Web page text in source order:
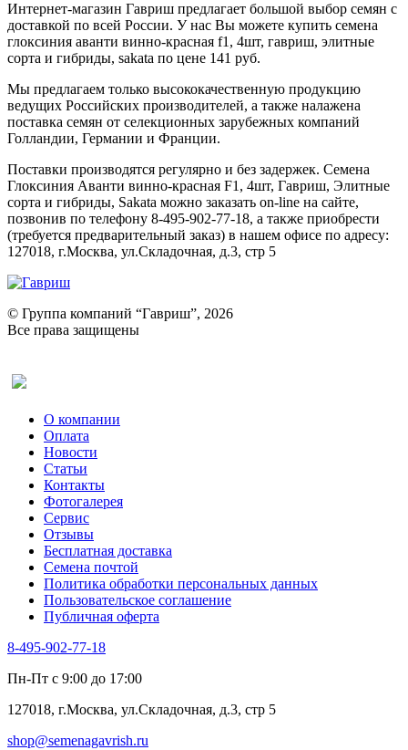
Интернет-магазин Гавриш предлагает большой выбор семян с
доставкой по всей России. У нас Вы можете купить семена
глоксиния аванти винно-красная f1, 4шт, гавриш, элитные
сорта и гибриды, sakata по цене 141 руб.
Мы предлагаем только высококачественную продукцию
ведущих Российских производителей, а также налажена
поставка семян от селекционных зарубежных компаний
Голландии, Германии и Франции.
Поставки производятся регулярно и без задержек. Семена
Глоксиния Аванти винно-красная F1, 4шт, Гавриш, Элитные
сорта и гибриды, Sakata можно заказать on-line на сайте,
позвонив по телефону 8-495-902-77-18, а также приобрести
(требуется предварительный заказ) в нашем офисе по адресу:
127018, г.Москва, ул.Складочная, д.3, стр 5
© Группа компаний “Гавриш”, 2026
Все права защищены
О компании
Оплата
Новости
Статьи
Контакты
Фотогалерея​
Сервис
Отзывы
Бесплатная доставка
Семена почтой
Политика обработки персональных данных
Пользовательское соглашение
Публичная оферта
8-495-902-77-18
Пн-Пт с 9:00 до 17:00
127018, г.Москва, ул.Складочная, д.3, стр 5
shop@semenagavrish.ru